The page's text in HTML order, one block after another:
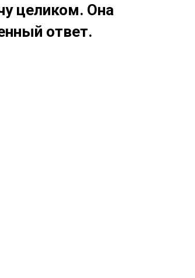
целиком. Она
ответ.